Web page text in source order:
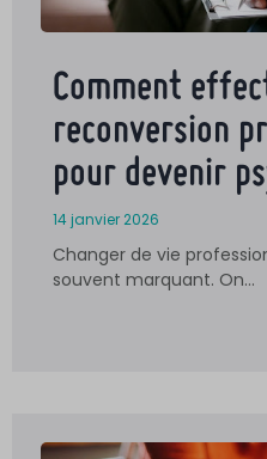
Comment
reconversion
pour devenir
14 janvier 2026
Changer de vie
souvent marquant. On…